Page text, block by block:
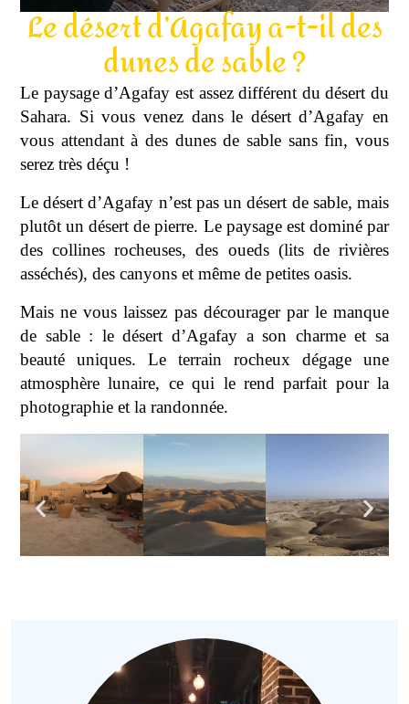
Le désert d’Agafay a-t-il des
dunes de sable ?
Le paysage d’Agafay est assez différent du désert du
Sahara. Si vous venez dans le désert d’Agafay en
vous attendant à des dunes de sable sans fin, vous
serez très déçu !
Le désert d’Agafay n’est pas un désert de sable, mais
plutôt un désert de pierre. Le paysage est dominé par
des collines rocheuses, des oueds (lits de rivières
asséchés), des canyons et même de petites oasis.
Mais ne vous laissez pas décourager par le manque
de sable : le désert d’Agafay a son charme et sa
beauté uniques. Le terrain rocheux dégage une
atmosphère lunaire, ce qui le rend parfait pour la
photographie et la randonnée.